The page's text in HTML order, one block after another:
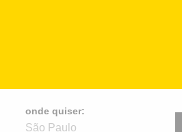
onde quiser: